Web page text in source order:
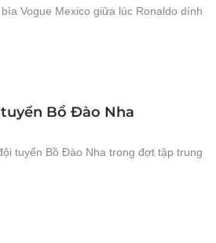
Vogue Mexico giữa lúc Ronaldo dính
Bồ Đào Nha
tuyển Bồ Đào Nha trong đợt tập trung